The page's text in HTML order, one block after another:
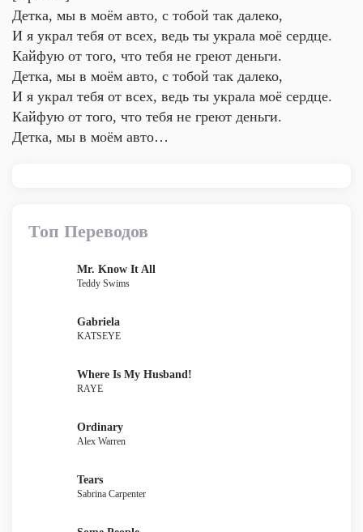
Детка, мы в моём авто, с тобой так далеко,
И я украл тебя от всех, ведь ты украла моё сердце.
Кайфую от того, что тебя не греют деньги.
Детка, мы в моём авто, с тобой так далеко,
И я украл тебя от всех, ведь ты украла моё сердце.
Кайфую от того, что тебя не греют деньги.
Детка, мы в моём авто…
Топ Переводов
Mr. Know It All
Teddy Swims
Gabriela
KATSEYE
Where Is My Husband!
RAYE
Ordinary
Alex Warren
Tears
Sabrina Carpenter